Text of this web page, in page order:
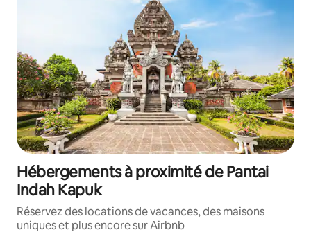
Hébergements à proximité de Pantai
Indah Kapuk
Réservez des locations de vacances, des maisons
uniques et plus encore sur Airbnb